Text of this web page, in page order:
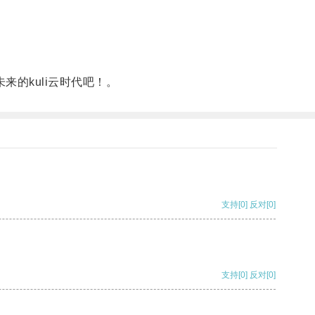
的kuli云时代吧！。
支持[0] 反对[0]
支持[0] 反对[0]